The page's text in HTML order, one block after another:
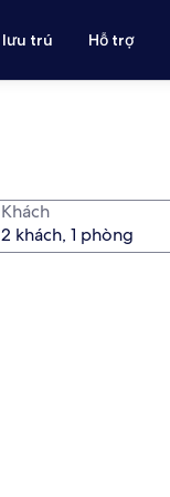
trú Hỗ trợ
Khách